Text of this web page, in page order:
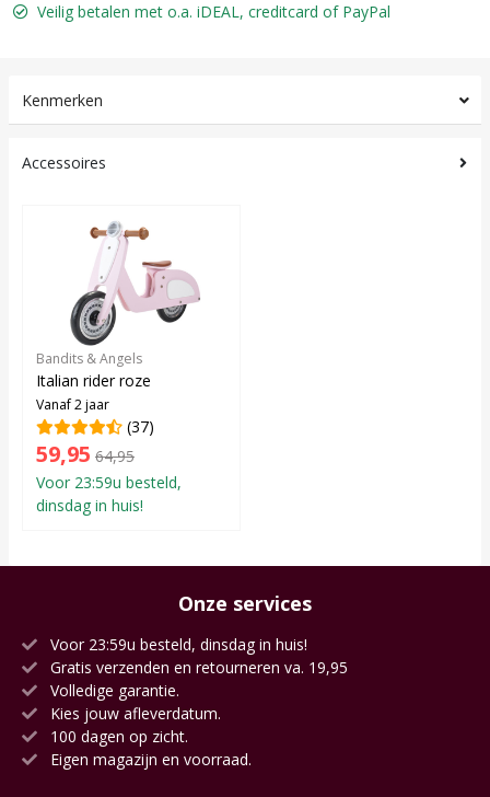
Veilig betalen met o.a. iDEAL, creditcard of PayPal
Kenmerken
Accessoires
Bandits & Angels
Italian rider roze
Vanaf 2 jaar
(37)
59,95 64,95
Voor 23:59u besteld,
dinsdag in huis!
Onze services
Voor 23:59u besteld, dinsdag in huis!
Gratis verzenden en retourneren va. 19,95
Volledige garantie.
Kies jouw afleverdatum.
100 dagen op zicht.
Eigen magazijn en voorraad.